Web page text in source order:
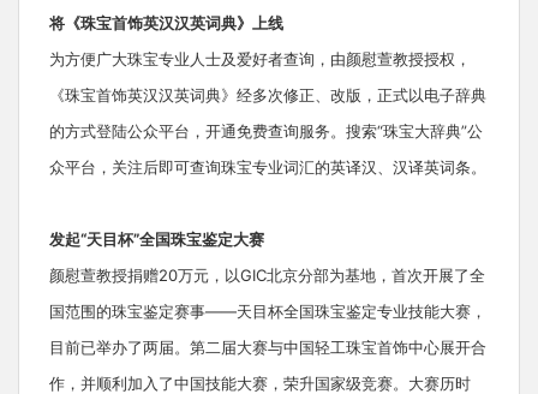
将《珠宝首饰英汉汉英词典》上线
为方便广大珠宝专业人士及爱好者查询，由颜慰萱教授授权，
《珠宝首饰英汉汉英词典》经多次修正、改版，正式以电子辞典
的方式登陆公众平台，开通免费查询服务。搜索“珠宝大辞典”公
众平台，关注后即可查询珠宝专业词汇的英译汉、汉译英词条。
发起“天目杯”全国珠宝鉴定大赛
颜慰萱教授捐赠20万元，以GIC北京分部为基地，首次开展了全
国范围的珠宝鉴定赛事——天目杯全国珠宝鉴定专业技能大赛，
目前已举办了两届。第二届大赛与中国轻工珠宝首饰中心展开合
作，并顺利加入了中国技能大赛，荣升国家级竞赛。大赛历时